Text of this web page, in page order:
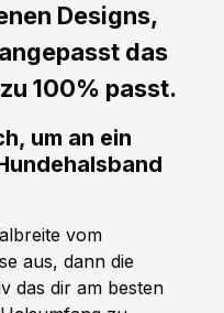
Designs,
das
100% passt.
um an ein
vom
aus, dann die
das dir am besten